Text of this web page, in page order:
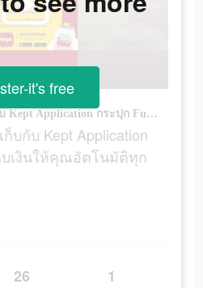
ช้อปแค่ไหนก็มีเงินเก็บกับ Kept Application กระปุก Fun แอบเก็บเงินให้คุณอัตโนมัติทุกครั้งที่โอนจ่าย
บกับ Kept Application
บเงินให้คุณอัตโนมัติทุก
26 1
it's free